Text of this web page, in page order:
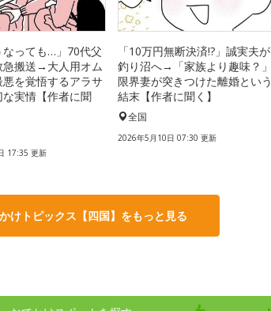
なっても…」70代父
急搬送→大人用オム
悪を覚悟するアラサ
な実情【作者に聞
17:35 更新
「10万円無断決済!?」誠実夫が
釣り沼へ→「家族より趣味？」
限界妻が突きつけた離婚という
結末【作者に聞く】
全国
2026年5月10日 07:30 更新
けトピックス【四国】をもっと見る